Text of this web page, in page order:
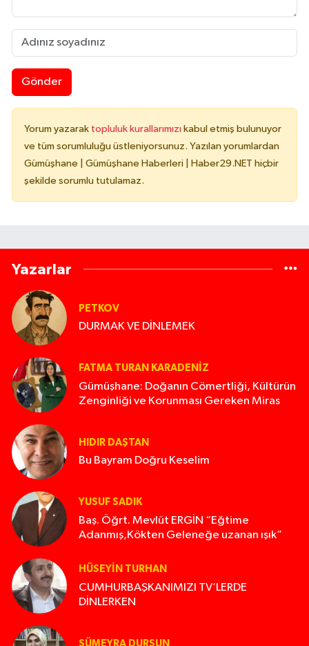
Gönder
Yorum yazarak topluluk kurallarımızı kabul etmiş bulunuyor
ve tüm sorumluluğu üstleniyorsunuz. Yazılan yorumlardan
Gümüşhane | Gümüşhane Haberleri | Haber29.NET hiçbir
şekilde sorumlu tutulamaz.
Yazarlar
PETKOV
DURMAK VE DİNLEMEK
FATMA TURAN KARADENIZ
Gümüşhane: Doğanın Cömertliği, Kültürün
Zenginliği ve Korunması Gereken Miras
HIDIR DAŞTAN
Bu Bayram Doğru Keselim
YUSUF SADIK
Baş. Öğrt. Mevlüt ERGİN “Eğtime
Adanmış,Kökten Geleneğe uzanan ışık”
HÜSEYIN TURHAN
CUMHURBAŞKANIMIZI TV’LERDE
DİNLERKEN
SÜMEYRA DURSUN